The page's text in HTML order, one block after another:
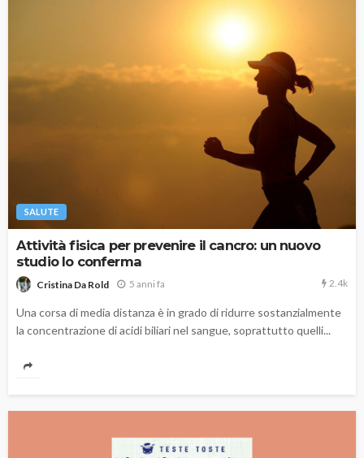
SALUTE
Attività fisica per prevenire il cancro: un nuovo
studio lo conferma
Cristina Da Rold 5 anni fa 2.4k
Una corsa di media distanza è in grado di ridurre sostanzialmente
la concentrazione di acidi biliari nel sangue, soprattutto quelli...